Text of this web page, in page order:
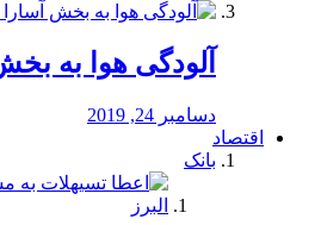
آلودگی هوا به
دسامبر 24, 2019
اقتصاد
بانک